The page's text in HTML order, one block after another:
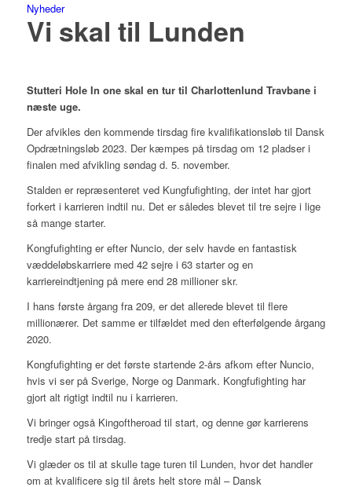
Nyheder
Vi skal til Lunden
Stutteri Hole In one skal en tur til Charlottenlund Travbane i
næste uge.
Der afvikles den kommende tirsdag fire kvalifikationsløb til Dansk
Opdrætningsløb 2023. Der kæmpes på tirsdag om 12 pladser i
finalen med afvikling søndag d. 5. november.
Stalden er repræsenteret ved Kungfufighting, der intet har gjort
forkert i karrieren indtil nu. Det er således blevet til tre sejre i lige
så mange starter.
Kongfufighting er efter Nuncio, der selv havde en fantastisk
væddeløbskarriere med 42 sejre i 63 starter og en
karriereindtjening på mere end 28 millioner skr.
I hans første årgang fra 209, er det allerede blevet til flere
millionærer. Det samme er tilfældet med den efterfølgende årgang
2020.
Kongfufighting er det første startende 2-års afkom efter Nuncio,
hvis vi ser på Sverige, Norge og Danmark. Kongfufighting har
gjort alt rigtigt indtil nu i karrieren.
Vi bringer også Kingoftheroad til start, og denne gør karrierens
tredje start på tirsdag.
Vi glæder os til at skulle tage turen til Lunden, hvor det handler
om at kvalificere sig til årets helt store mål – Dansk